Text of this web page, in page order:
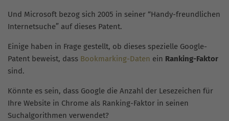
Und Microsoft bezog sich 2005 in seiner “Handy-freundlichen
Internetsuche” auf dieses Patent.
Einige haben in Frage gestellt, ob dieses spezielle Google-
Patent beweist, dass Bookmarking-Daten ein Ranking-Faktor
sind.
Könnte es sein, dass Google die Anzahl der Lesezeichen für
Ihre Website in Chrome als Ranking-Faktor in seinen
Suchalgorithmen verwendet?